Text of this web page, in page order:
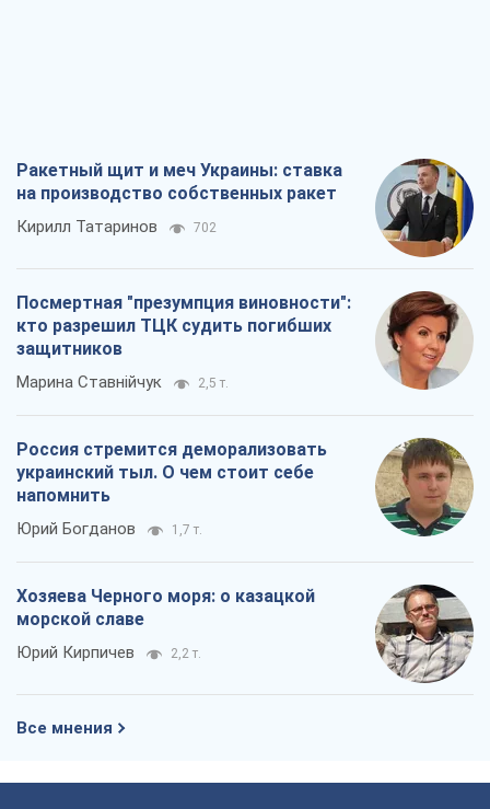
Ракетный щит и меч Украины: ставка
на производство собственных ракет
Кирилл Татаринов 702
Посмертная "презумпция виновности":
кто разрешил ТЦК судить погибших
защитников
Марина Ставнійчук 2,5 т.
Россия стремится деморализовать
украинский тыл. О чем стоит себе
напомнить
Юрий Богданов 1,7 т.
Хозяева Черного моря: о казацкой
морской славе
Юрий Кирпичев 2,2 т.
Все мнения